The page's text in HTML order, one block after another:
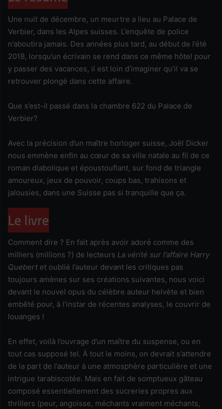
Une nuit de décembre, un meurtre a lieu au Palace de
Verbier, dans les Alpes suisses. L’enquête de police
n’aboutira jamais. Des années plus tard, au début de l’été
2018, lorsqu’un écrivain se rend dans ce même hôtel pour
y passer des vacances, il est loin d’imaginer qu’il va se
retrouver plongé dans cette affaire.
Que s’est-il passé dans la chambre 622 du Palace de
Verbier?
Avec la précision d’un maître horloger suisse, Joël Dicker
nous emmène enfin au cœur de sa ville natale au fil de ce
roman diabolique et époustouflant, sur fond de triangle
amoureux, jeux de pouvoir, coups bas, trahisons et
jalousies, dans une Suisse pas si tranquille que ça.
Le livre
Comment dire ? En fait après avoir adoré comme des
milliers (millions ?) de lecteurs La vérité sur l’affaire Harry
Quebert et oublié l’auteur devant les critiques pas
toujours amènes sur ses créations suivantes, nous voici
devant le nouvel opus du célèbre auteur helvète et bien
embêté pour, à l’instar de récentes analyses, le couvrir de
louanges !
En effet, voilà l’ouvrage d’un maître du suspense, ou en
tout cas supposé tel. À tout le moins, on devrait s’attendre
de la part de l’auteur à une atmosphère particulière et une
intrigue tarabiscotée. Mais en fait de somptueux gâteau
composé essentiellement des sucreries propres aux
thrillers (peur, angoisse, méchants vraiment méchants,